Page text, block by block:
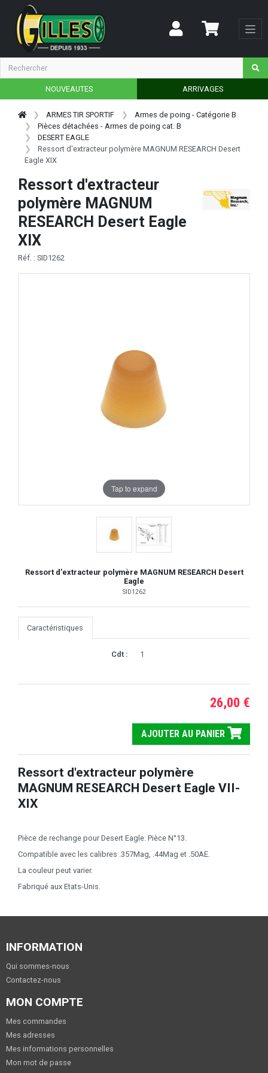
NOUVEAUTES ARRIVAGES
ARMES TIR SPORTIF
Armes de poing - Catégorie B
Pièces détachées - Armes de poing cat. B
DESERT EAGLE
Ressort d'extracteur polymère MAGNUM RESEARCH Desert
Eagle XIX
Ressort d'extracteur
polymère MAGNUM
RESEARCH Desert Eagle
XIX
Réf. : SID1262
Tap to expand
Ressort d'extracteur polymère MAGNUM RESEARCH Desert
Eagle
SID1262
Caractéristiques
Cdt : 1
26,00 €
AJOUTER AU PANIER
Ressort d'extracteur polymère
MAGNUM RESEARCH Desert Eagle VII-
XIX
Pièce de rechange pour Desert Eagle. Pièce N°13.
Compatible avec les calibres .357Mag, .44Mag et .50AE.
La couleur peut varier.
Fabriqué aux Etats-Unis.
INFORMATION
Qui sommes-nous
Contactez-nous
MON COMPTE
Mes commandes
Mes adresses
Mes informations personnelles
Mon mot de passe